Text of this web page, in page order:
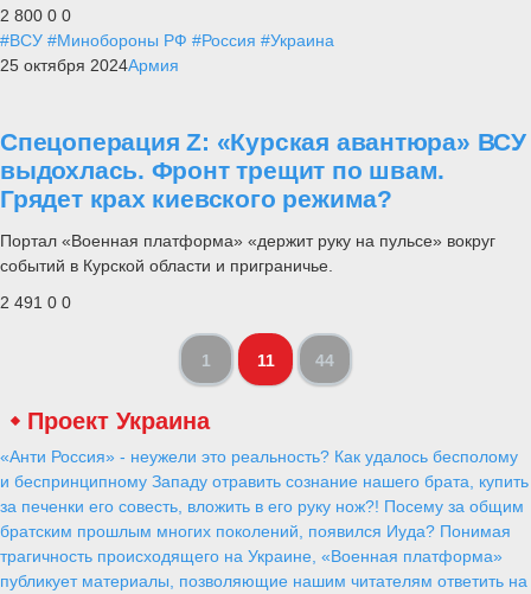
2 800 0 0
#ВСУ #Минобороны РФ #Россия #Украина
25 октября 2024Армия
Спецоперация Z: «Курская авантюра» ВСУ
выдохлась. Фронт трещит по швам.
Грядет крах киевского режима?
Портал «Военная платформа» «держит руку на пульсе» вокруг
событий в Курской области и приграничье.
2 491 0 0
1 11 44
Проект Украина
«Анти Россия» - неужели это реальность? Как удалось бесполому
и беспринципному Западу отравить сознание нашего брата, купить
за печенки его совесть, вложить в его руку нож?! Посему за общим
братским прошлым многих поколений, появился Иуда? Понимая
трагичность происходящего на Украине, «Военная платформа»
публикует материалы, позволяющие нашим читателям ответить на